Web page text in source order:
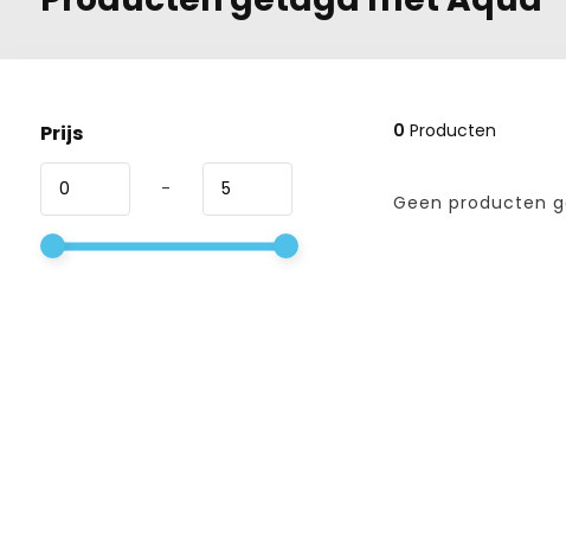
Prijs
-
0 Producten
Geen producten